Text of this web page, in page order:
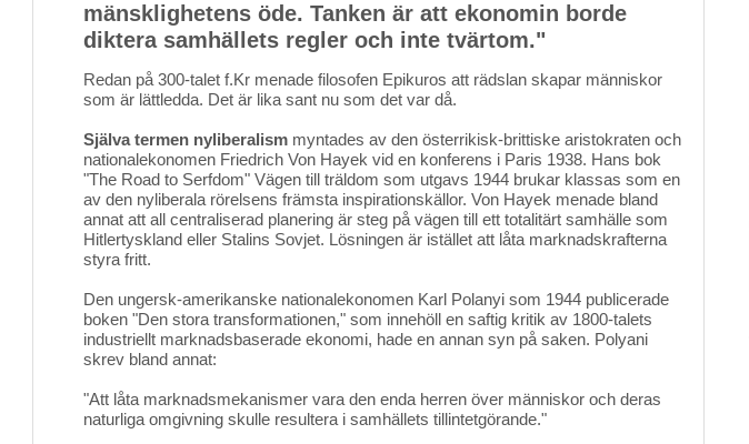
mänsklighetens öde. Tanken är att ekonomin borde
diktera samhällets regler och inte tvärtom."
Redan på 300-talet f.Kr menade filosofen Epikuros att rädslan skapar människor
som är lättledda. Det är lika sant nu som det var då.
Själva termen nyliberalism myntades av den österrikisk-brittiske aristokraten och
nationalekonomen Friedrich Von Hayek vid en konferens i Paris 1938. Hans bok
"The Road to Serfdom" Vägen till träldom som utgavs 1944 brukar klassas som en
av den nyliberala rörelsens främsta inspirationskällor. Von Hayek menade bland
annat att all centraliserad planering är steg på vägen till ett totalitärt samhälle som
Hitlertyskland eller Stalins Sovjet. Lösningen är istället att låta marknadskrafterna
styra fritt.
Den ungersk-amerikanske nationalekonomen Karl Polanyi som 1944 publicerade
boken "Den stora transformationen," som innehöll en saftig kritik av 1800-talets
industriellt marknadsbaserade ekonomi, hade en annan syn på saken. Polyani
skrev bland annat:
"Att låta marknadsmekanismer vara den enda herren över människor och deras
naturliga omgivning skulle resultera i samhällets tillintetgörande."